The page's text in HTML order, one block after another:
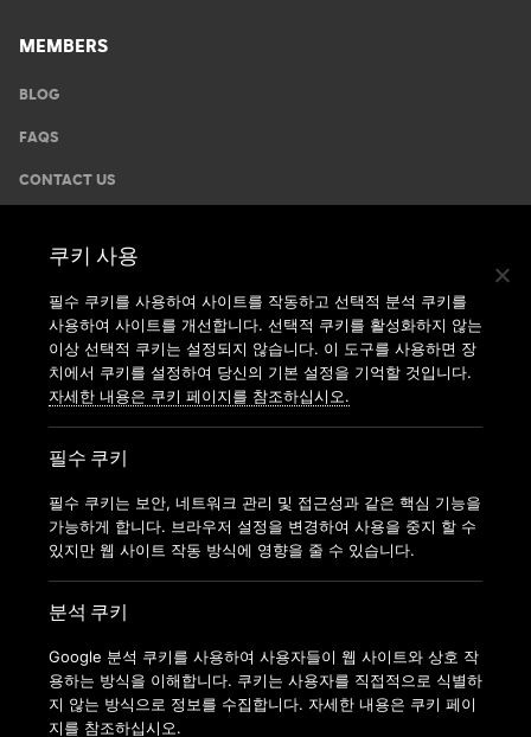
MEMBERS
BLOG
FAQS
CONTACT US
지점찾기
가맹신청
쿠키 사용
필수 쿠키를 사용하여 사이트를 작동하고 선택적 분석 쿠키를
사용하여 사이트를 개선합니다. 선택적 쿠키를 활성화하지 않는
이상 선택적 쿠키는 설정되지 않습니다. 이 도구를 사용하면 장
치에서 쿠키를 설정하여 당신의 기본 설정을 기억할 것입니다.
자세한 내용은 쿠키 페이지를 참조하십시오.
필수 쿠키
필수 쿠키는 보안, 네트워크 관리 및 접근성과 같은 핵심 기능을
가능하게 합니다. 브라우저 설정을 변경하여 사용을 중지 할 수
있지만 웹 사이트 작동 방식에 영향을 줄 수 있습니다.
분석 쿠키
Google 분석 쿠키를 사용하여 사용자들이 웹 사이트와 상호 작
용하는 방식을 이해합니다. 쿠키는 사용자를 직접적으로 식별하
지 않는 방식으로 정보를 수집합니다. 자세한 내용은 쿠키 페이
지를 참조하십시오.